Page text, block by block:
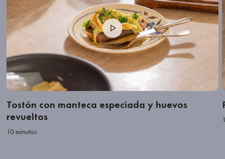
Tostón con manteca especiada y huevos
revueltos
10 minutos